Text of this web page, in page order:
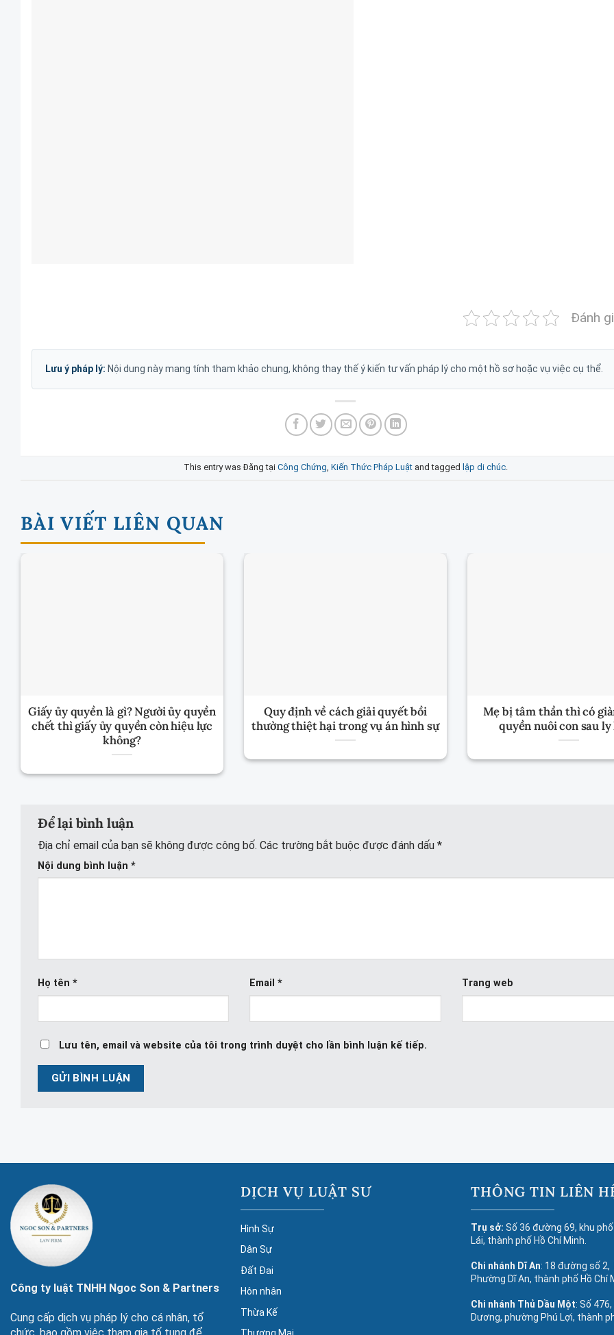
Đánh
Lưu ý pháp lý: Nội dung này mang tính tham khảo chung, không thay thế ý kiến tư vấn pháp lý cho một hồ sơ hoặc vụ việc cụ thể.
This entry was Đăng tại Công Chứng, Kiến Thức Pháp Luậtand tagged lập di chúc.
BÀI VIẾT LIÊN QUAN
Giấy ủy quyền là gì? Người ủy quyền
chết thì giấy ủy quyền còn hiệu lực
không?
Quy định về cách giải quyết bồi
thường thiệt hại trong vụ án hình sự
Mẹ bị tâm thần thì có
quyền nuôi con sau ly
Để lại bình luận
Địa chỉ email của bạn sẽ không được công bố. Các trường bắt buộc được đánh dấu *
Nội dung bình luận *
Họ tên * Email* Trang web
Lưu tên, email và website của tôi trong trình duyệt cho lần bình luận kế tiếp.
Công ty luật TNHH Ngoc Son & Partners
Cung cấp dịch vụ pháp lý cho cá nhân, tổ
DỊCH VỤ LUẬT SƯ
Hình Sự
Dân Sự
Đất Đai
Hôn nhân
Thừa Kế
THÔNG TIN LIÊN
Trụ sở: Số 36 đường 69, khu
Lái, thành phố Hồ Chí Minh.
Chi nhánh Dĩ An: 18 đường số
Phường Dĩ An, thành phố Hồ Chí
Chi nhánh Thủ Dầu Một: Số
Dương, phường Phú Lợi, thành